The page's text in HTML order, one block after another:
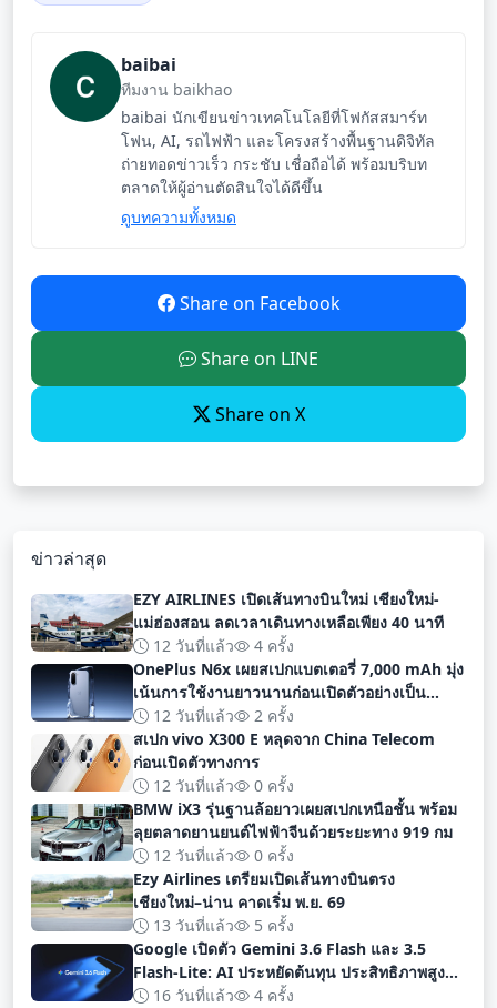
baibai
ทีมงาน baikhao
baibai นักเขียนข่าวเทคโนโลยีที่โฟกัสสมาร์ท
โฟน, AI, รถไฟฟ้า และโครงสร้างพื้นฐานดิจิทัล
ถ่ายทอดข่าวเร็ว กระชับ เชื่อถือได้ พร้อมบริบท
ตลาดให้ผู้อ่านตัดสินใจได้ดีขึ้น
ดูบทความทั้งหมด
Share on Facebook
Share on LINE
Share on X
ข่าวล่าสุด
EZY AIRLINES เปิดเส้นทางบินใหม่ เชียงใหม่-
แม่ฮ่องสอน ลดเวลาเดินทางเหลือเพียง 40 นาที
12 วันที่แล้ว
4 ครั้ง
OnePlus N6x เผยสเปกแบตเตอรี่ 7,000 mAh มุ่ง
เน้นการใช้งานยาวนานก่อนเปิดตัวอย่างเป็น
ทางการ
12 วันที่แล้ว
2 ครั้ง
สเปก vivo X300 E หลุดจาก China Telecom
ก่อนเปิดตัวทางการ
12 วันที่แล้ว
0 ครั้ง
BMW iX3 รุ่นฐานล้อยาวเผยสเปกเหนือชั้น พร้อม
ลุยตลาดยานยนต์ไฟฟ้าจีนด้วยระยะทาง 919 กม
12 วันที่แล้ว
0 ครั้ง
Ezy Airlines เตรียมเปิดเส้นทางบินตรง
เชียงใหม่–น่าน คาดเริ่ม พ.ย. 69
13 วันที่แล้ว
5 ครั้ง
Google เปิดตัว Gemini 3.6 Flash และ 3.5
Flash-Lite: AI ประหยัดต้นทุน ประสิทธิภาพสูง
สำหรับนักพัฒนา
16 วันที่แล้ว 4 ครั้ง